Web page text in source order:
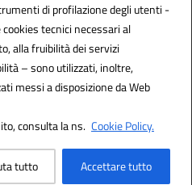
di profilazione degli utenti -
tecnici necessari al
alla fruibilità dei servizi
– sono utilizzati, inoltre,
messi a disposizione da Web
consulta la ns. Cookie Policy.
tutto Accettare tutto
(IPA): istsc_tpic81600v
by 3D Solution S.r.l.
by Designers Italia